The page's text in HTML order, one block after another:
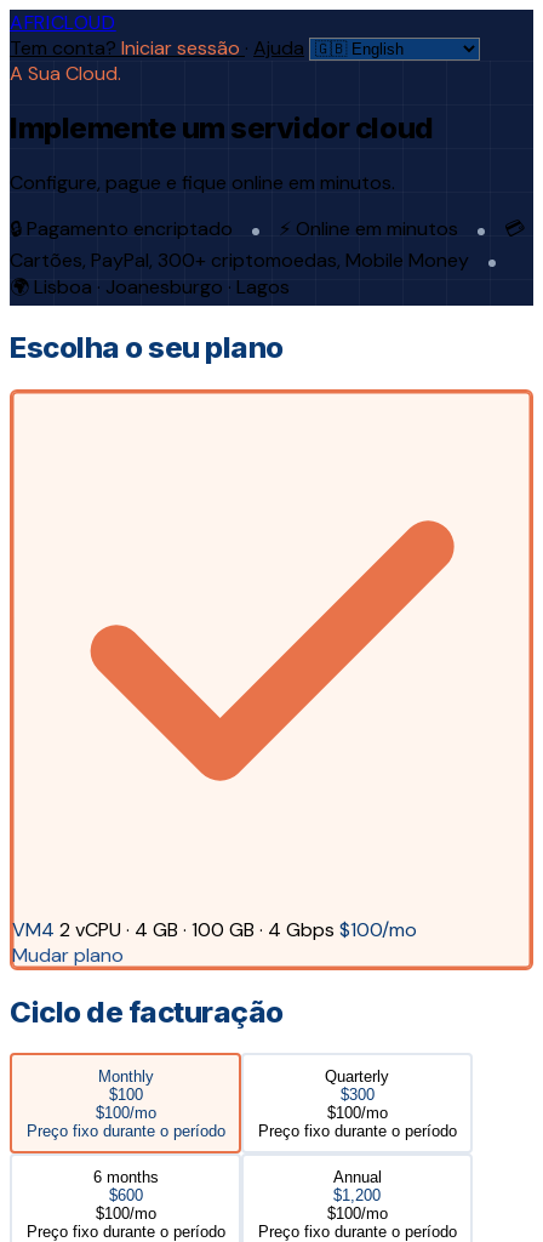
AFRICLOUD
Tem conta? Iniciar sessão · Ajuda
A Sua Cloud.
Implemente um servidor cloud
Configure, pague e fique online em minutos.
🔒 Pagamento encriptado
⚡ Online em minutos
💳
Cartões, PayPal, 300+ criptomoedas, Mobile Money
🌍 Lisboa · Joanesburgo · Lagos
Escolha o seu plano
VM4 2 vCPU · 4 GB · 100 GB · 4 Gbps $100/mo
Mudar plano
Ciclo de facturação
Monthly
$100
$100/mo
Preço fixo durante o período
Quarterly
$300
$100/mo
Preço fixo durante o período
6 months
$600
$100/mo
Preço fixo durante o período
Annual
$1,200
$100/mo
Preço fixo durante o período